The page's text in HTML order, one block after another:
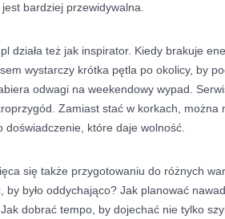
bardziej przewidywalna.
działa też jak inspirator. Kiedy brakuje
wystarczy krótka pętla po okolicy, by
odwagi na weekendowy wypad.
Zamiast stać w korkach, można
doświadczenie, które daje wolność.
się także przygotowaniu do różnych
by było oddychająco? Jak planować
dobrać tempo, by dojechać nie tylko